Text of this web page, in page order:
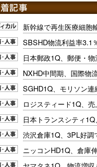
新幹線で再生医療細胞
SBSHD物流利益率3.1
日本郵政1Q、郵便・
NXHD中間期、国際物
SGHD1Q、モリソン
ロジスティード1Q、
日本トランスシティ
渋沢倉庫1Q、3PL好調
ニッコンHD1Q、倉庫